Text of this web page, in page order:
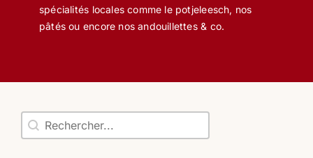
spécialités locales comme le potjeleesch, nos
pâtés ou encore nos andouillettes & co.
chercher
Rechercher